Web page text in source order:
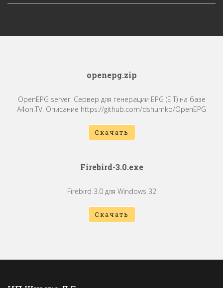
openepg.zip
OpenEPG server. Сервер для генерации EPG (EIT) на базе
A4on.TV. Описание https://github.com/dshumko/OpenEPG
Скачать
Firebird-3.0.exe
Firebird 3.0 для Windows 32
Скачать